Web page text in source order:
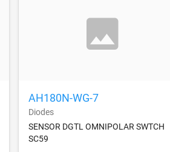
AH180N-WG-7
Diodes
SENSOR DGTL OMNIPOLAR SWTCH
SC59